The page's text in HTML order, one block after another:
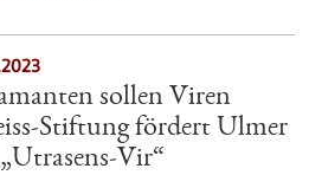
sollen Viren
Stiftung fördert Ulmer
Vir“